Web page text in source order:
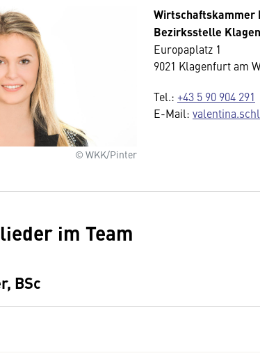
© WKK/Pinter
Wirtschaftskammer
Bezirksstelle
Europaplatz 1
9021 Klagenfurt am
Tel.: +43 5 90 904 291
E-Mail:
im Team
BSc